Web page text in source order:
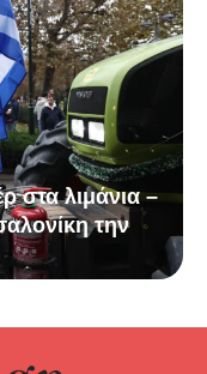
στα λιμάνια –
την